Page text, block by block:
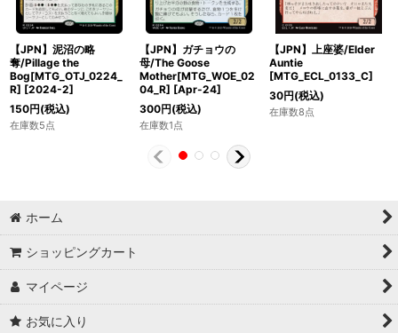
【JPN】泥沼の略
奪/Pillage the
Bog[MTG_OTJ_0224_
R] [2024-2]
150円(税込)
在庫数5点
【JPN】ガチョウの
母/The Goose
Mother[MTG_WOE_02
04_R] [Apr-24]
300円(税込)
在庫数1点
【JPN】上座婆/Elder
Auntie
[MTG_ECL_0133_C]
30円(税込)
在庫数8点
ホーム
ショッピングカート
マイページ
お気に入り